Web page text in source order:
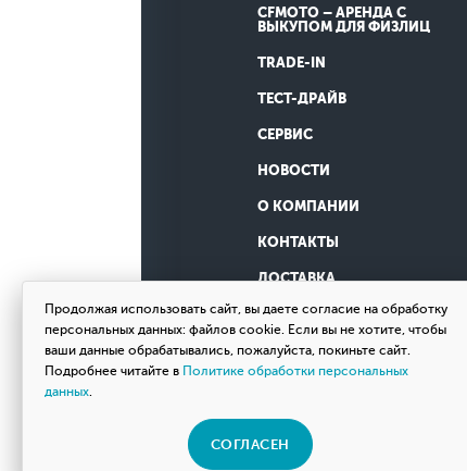
Продолжая использовать сайт, вы даете согласие на обработку
персональных данных: файлов cookie. Если вы не хотите, чтобы
ваши данные обрабатывались, пожалуйста, покиньте сайт.
Подробнее читайте в Политике обработки персональных
данных.
СОГЛАСЕН
CFMOTO – АРЕНДА С
ВЫКУПОМ ДЛЯ ФИЗЛИЦ
TRADE-IN
ТЕСТ-ДРАЙВ
СЕРВИС
НОВОСТИ
О КОМПАНИИ
КОНТАКТЫ
ДОСТАВКА
Обращаем ваше внимание на то,
определяемой положениями
товаров, пожалуйста,
© 2026 Мотосалон «ВНЕ ДОРОГ»